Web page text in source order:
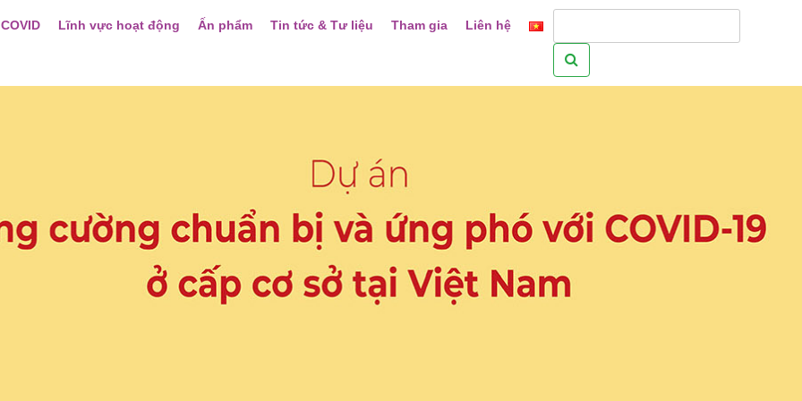
Lĩnh vực hoạt động Ấn phẩm Tin tức & Tư liệu Tham gia Liên hệ